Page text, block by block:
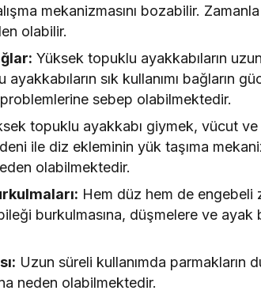
mekanizmasını bozabilir.
olabilir.
Yüksek topuklu ayakkabıların
sık kullanımı bağların
sebep olabilmektedir.
topuklu ayakkabı giymek, vücut ve
ile diz ekleminin yük taşıma
olabilmektedir.
Hem düz hem de engebeli
burkulmasına, düşmelere ve ayak
Uzun süreli kullanımda parmakların
neden olabilmektedir.